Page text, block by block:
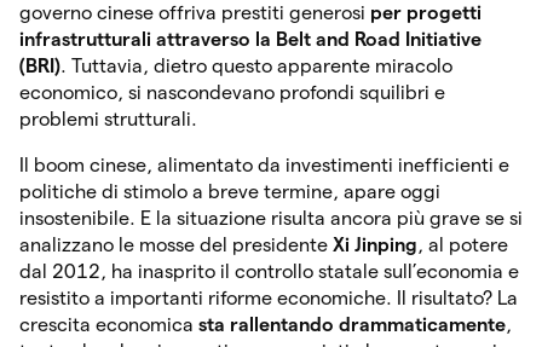
governo cinese offriva prestiti generosi per progetti
infrastrutturali attraverso la Belt and Road Initiative
(BRI). Tuttavia, dietro questo apparente miracolo
economico, si nascondevano profondi squilibri e
problemi strutturali.
Il boom cinese, alimentato da investimenti inefficienti e
politiche di stimolo a breve termine, apare oggi
insostenibile. E la situazione risulta ancora più grave se si
analizzano le mosse del presidente Xi Jinping, al potere
dal 2012, ha inasprito il controllo statale sull’economia e
resistito a importanti riforme economiche. Il risultato? La
crescita economica sta rallentando drammaticamente,